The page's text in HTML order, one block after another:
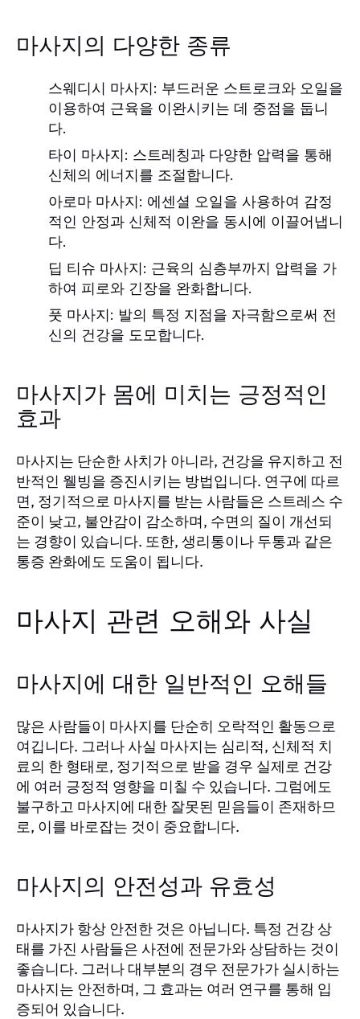
마사지의 다양한 종류
스웨디시 마사지: 부드러운 스트로크와 오일을
이용하여 근육을 이완시키는 데 중점을 둡니
다.
타이 마사지: 스트레칭과 다양한 압력을 통해
신체의 에너지를 조절합니다.
아로마 마사지: 에센셜 오일을 사용하여 감정
적인 안정과 신체적 이완을 동시에 이끌어냅니
다.
딥 티슈 마사지: 근육의 심층부까지 압력을 가
하여 피로와 긴장을 완화합니다.
풋 마사지: 발의 특정 지점을 자극함으로써 전
신의 건강을 도모합니다.
마사지가 몸에 미치는 긍정적인
효과
마사지는 단순한 사치가 아니라, 건강을 유지하고 전
반적인 웰빙을 증진시키는 방법입니다. 연구에 따르
면, 정기적으로 마사지를 받는 사람들은 스트레스 수
준이 낮고, 불안감이 감소하며, 수면의 질이 개선되
는 경향이 있습니다. 또한, 생리통이나 두통과 같은
통증 완화에도 도움이 됩니다.
마사지 관련 오해와 사실
마사지에 대한 일반적인 오해들
많은 사람들이 마사지를 단순히 오락적인 활동으로
여깁니다. 그러나 사실 마사지는 심리적, 신체적 치
료의 한 형태로, 정기적으로 받을 경우 실제로 건강
에 여러 긍정적 영향을 미칠 수 있습니다. 그럼에도
불구하고 마사지에 대한 잘못된 믿음들이 존재하므
로, 이를 바로잡는 것이 중요합니다.
마사지의 안전성과 유효성
마사지가 항상 안전한 것은 아닙니다. 특정 건강 상
태를 가진 사람들은 사전에 전문가와 상담하는 것이
좋습니다. 그러나 대부분의 경우 전문가가 실시하는
마사지는 안전하며, 그 효과는 여러 연구를 통해 입
증되어 있습니다.